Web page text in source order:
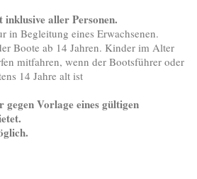
aller Personen.
in Begleitung eines Erwachsenen.
Boote ab 14 Jahren. Kinder im Alter
mitfahren, wenn der Bootsführer oder
14 Jahre alt ist
gegen Vorlage eines gültigen